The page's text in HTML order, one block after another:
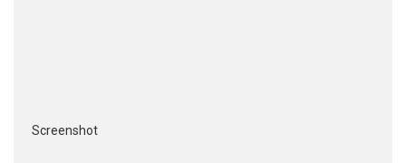
Screenshot